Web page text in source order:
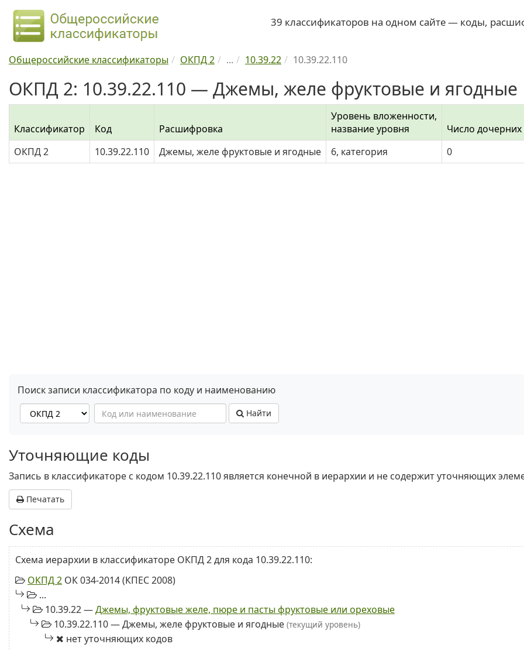
39 классификаторов на одном сайте — коды,
Общероссийские классификаторы ОКПД 2 ... 10.39.22 10.39.22.110
ОКПД 2: 10.39.22.110 — Джемы, желе фруктовые и ягодные
Классификатор Код Расшифровка
Уровень вложенности,
название уровня
Число дочерних
ОКПД 2
10.39.22.110 Джемы, желе фруктовые и ягодные 6, категория 0
Поиск записи классификатора по коду и наименованию
Найти
Уточняющие коды
Запись в классификаторе с кодом 10.39.22.110 является конечной в иерархии и не содержит уточняющих
Печатать
Схема
Схема иерархии в классификаторе ОКПД 2 для кода 10.39.22.110:
ОКПД 2 ОК 034-2014 (КПЕС 2008)
...
10.39.22 —Джемы, фруктовые желе, пюре и пасты фруктовые или ореховые
10.39.22.110 — Джемы, желе фруктовые и ягодные (текущий уровень)
нет уточняющих кодов